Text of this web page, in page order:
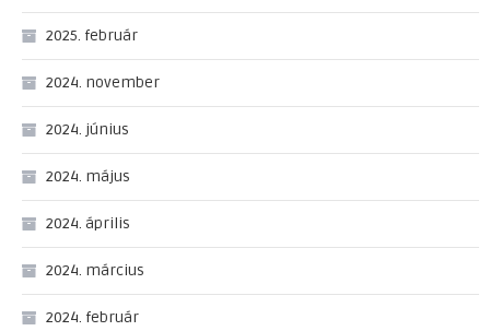
2025. február
2024. november
2024. június
2024. május
2024. április
2024. március
2024. február